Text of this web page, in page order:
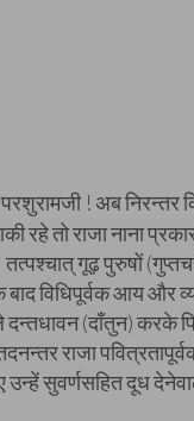
परशुरामजी ! अब निरन्तर
रहे तो राजा नाना
तत्पश्चात् गूढ़ पुरुषों
बाद विधिपूर्वक आय और
(दाँतुन) करके
राजा
उन्हें सुवर्णसहित दूध